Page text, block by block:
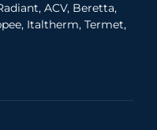
ACV, Beretta,
Italtherm, Termet,